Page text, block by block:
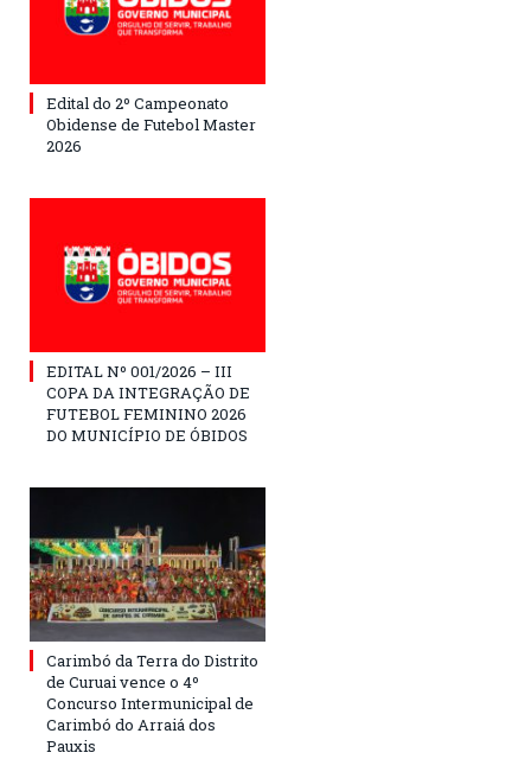
Edital do 2º Campeonato
Obidense de Futebol Master
2026
EDITAL Nº 001/2026 – III
COPA DA INTEGRAÇÃO DE
FUTEBOL FEMININO 2026
DO MUNICÍPIO DE ÓBIDOS
Carimbó da Terra do Distrito
de Curuai vence o 4º
Concurso Intermunicipal de
Carimbó do Arraiá dos
Pauxis